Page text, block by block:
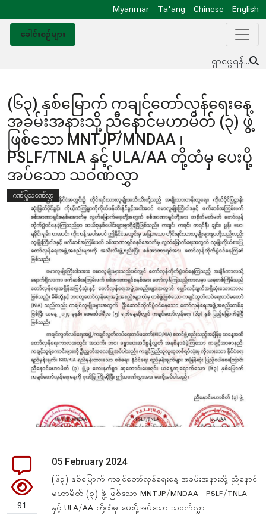
Myanmar Ta'ang Chinese
English
ခေါင်းစဥ်များ
ရှာဖွေရန်...
(၆၃) နှစ်မြောက် ကချင်တော်လှန်ရေးနေ့
အခမ်းအနားသို့ ညီနောင်မဟာမိတ် (၃) ဖွဲ့
ဖြစ်သော MNTJP/MNDAA ၊
PSLF/TNLA နှင့် ULA/AA တို့ထံမှ ပေးပို့
အပ်သော သဝဏ်လွှာ
ဂုဏ်ပြုသဝဏ်လွှာ
91
05 February 2024
(၆၃) နှစ်မြောက် ကချင်တော်လှန်ရေးနေ့ အခမ်းအနားသို့ ညီနောင်
မဟာမိတ် (၃) ဖွဲ့ ဖြစ်သော MNTJP/MNDAA ၊ PSLF/TNLA
နှင့် ULA/AA တို့ထံမှ ပေးပို့အပ်သော သဝဏ်လွှာ